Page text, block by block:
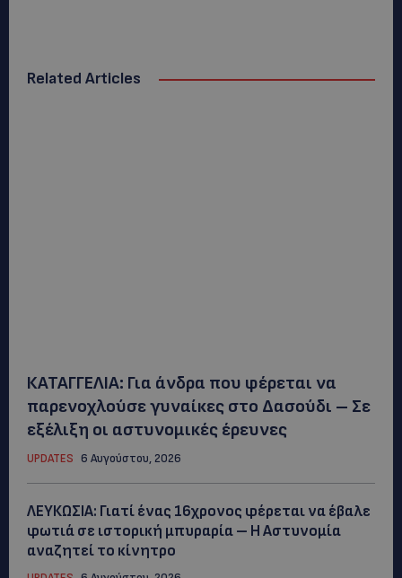
Related Articles
ΚΑΤΑΓΓΕΛΙΑ: Για άνδρα που φέρεται να
παρενοχλούσε γυναίκες στο Δασούδι – Σε
εξέλιξη οι αστυνομικές έρευνες
UPDATES 6 Αυγούστου, 2026
ΛΕΥΚΩΣΙΑ: Γιατί ένας 16χρονος φέρεται να έβαλε
φωτιά σε ιστορική μπυραρία – Η Αστυνομία
αναζητεί το κίνητρο